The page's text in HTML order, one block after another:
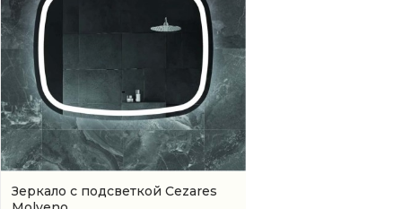
Зеркало с подсветкой Cezares